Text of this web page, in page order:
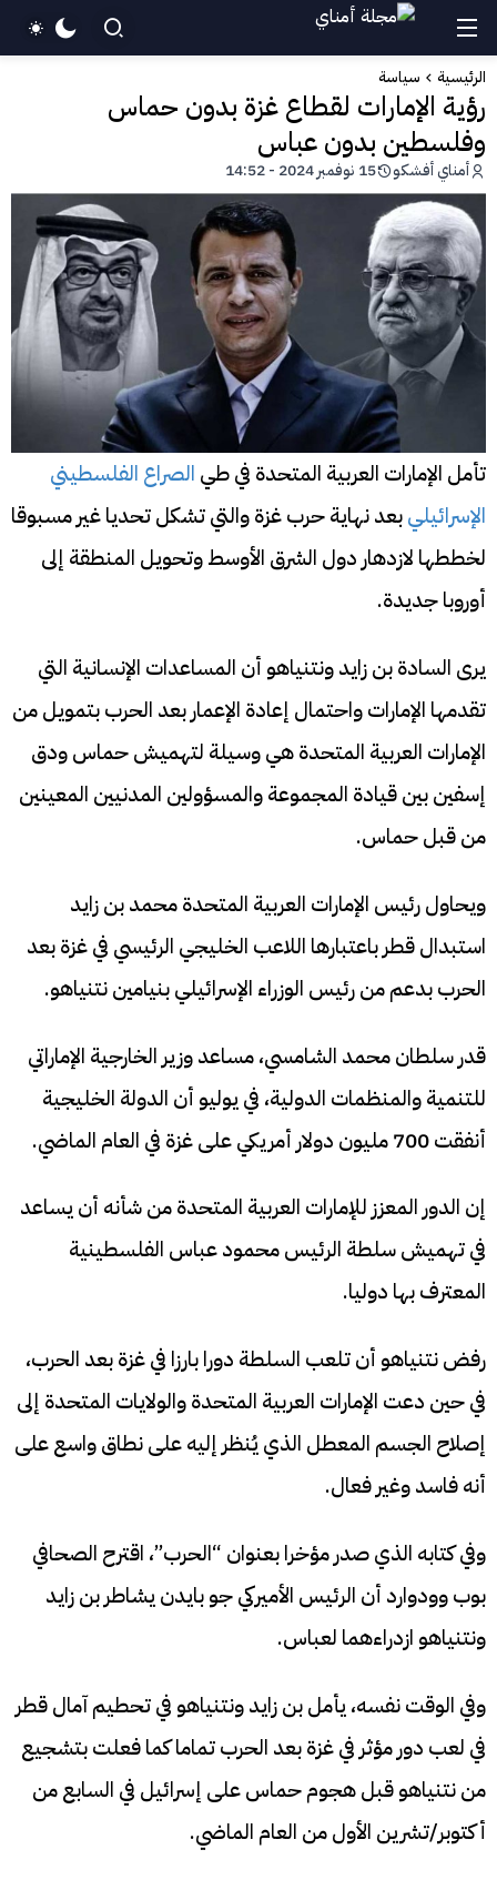
الرئيسية سياسة
رؤية الإمارات لقطاع غزة بدون حماس
وفلسطين بدون عباس
أمناي أفشكو 15 نوفمبر 2024 - 14:52
تأمل الإمارات العربية المتحدة في طي الصراع الفلسطيني
الإسرائيليبعد نهاية حرب غزة والتي تشكل تحديا غير مسبوقا
لخططها لازدهار دول الشرق الأوسط وتحويل المنطقة إلى
أوروبا جديدة.
يرى السادة بن زايد ونتنياهو أن المساعدات الإنسانية التي
تقدمها الإمارات واحتمال إعادة الإعمار بعد الحرب بتمويل من
الإمارات العربية المتحدة هي وسيلة لتهميش حماس ودق
إسفين بين قيادة المجموعة والمسؤولين المدنيين المعينين
من قبل حماس.
ويحاول رئيس الإمارات العربية المتحدة محمد بن زايد
استبدال قطر باعتبارها اللاعب الخليجي الرئيسي في غزة بعد
الحرب بدعم من رئيس الوزراء الإسرائيلي بنيامين نتنياهو.
قدر سلطان محمد الشامسي، مساعد وزير الخارجية الإماراتي
للتنمية والمنظمات الدولية، في يوليو أن الدولة الخليجية
أنفقت 700 مليون دولار أمريكي على غزة في العام الماضي.
إن الدور المعزز للإمارات العربية المتحدة من شأنه أن يساعد
في تهميش سلطة الرئيس محمود عباس الفلسطينية
المعترف بها دوليا.
رفض نتنياهو أن تلعب السلطة دورا بارزا في غزة بعد الحرب،
في حين دعت الإمارات العربية المتحدة والولايات المتحدة إلى
إصلاح الجسم المعطل الذي يُنظر إليه على نطاق واسع على
أنه فاسد وغير فعال.
وفي كتابه الذي صدر مؤخرا بعنوان “الحرب”، اقترح الصحافي
بوب وودوارد أن الرئيس الأميركي جو بايدن يشاطر بن زايد
ونتنياهو ازدراءهما لعباس.
وفي الوقت نفسه، يأمل بن زايد ونتنياهو في تحطيم آمال قطر
في لعب دور مؤثر في غزة بعد الحرب تماما كما فعلت بتشجيع
من نتنياهو قبل هجوم حماس على إسرائيل في السابع من
أكتوبر/تشرين الأول من العام الماضي.